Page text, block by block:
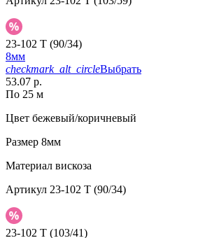
23-102 T (90/34)
8мм
checkmark_alt_circleВыбрать
53.07 р.
По 25 м
Цвет бежевый/коричневый
Размер 8мм
Материал вискоза
Артикул 23-102 T (90/34)
23-102 T (103/41)